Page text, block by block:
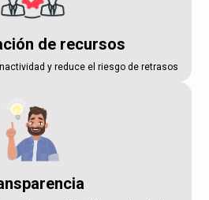
de recursos
y reduce el riesgo de retrasos